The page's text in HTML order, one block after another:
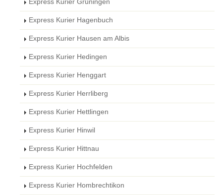
Express Kurier Grüningen
Express Kurier Hagenbuch
Express Kurier Hausen am Albis
Express Kurier Hedingen
Express Kurier Henggart
Express Kurier Herrliberg
Express Kurier Hettlingen
Express Kurier Hinwil
Express Kurier Hittnau
Express Kurier Hochfelden
Express Kurier Hombrechtikon